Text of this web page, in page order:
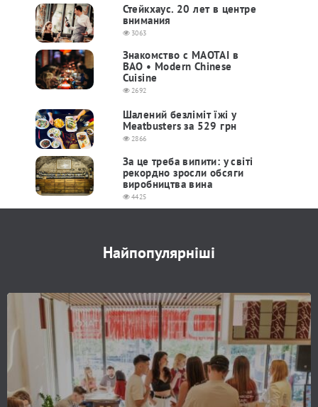
Стейкхаус. 20 лет в центре
внимания
3063
Знакомство с MAOTAI в
BAO • Modern Chinese
Cuisine
2692
Шалений безліміт їжі у
Meatbusters за 529 грн
2866
За це треба випити: у світі
рекордно зросли обсяги
виробництва вина
4425
Найпопулярніші